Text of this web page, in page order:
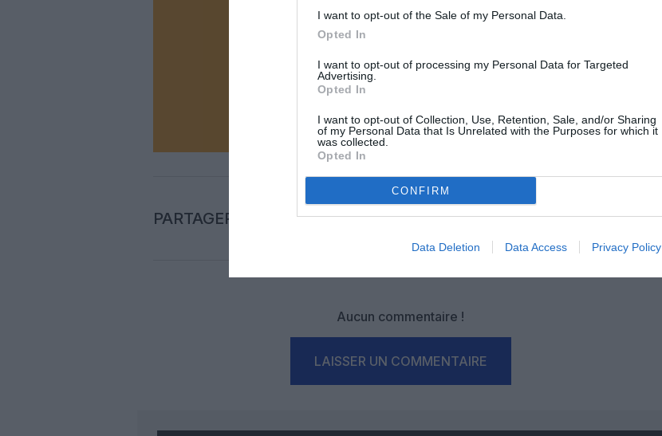
I want to opt-out of the Sale of my Personal Data.
Opted In
I want to opt-out of processing my Personal Data for Targeted
Advertising.
Opted In
I want to opt-out of Collection, Use, Retention, Sale, and/or Sharing
of my Personal Data that Is Unrelated with the Purposes for which it
was collected.
Opted In
CONFIRM
Data Deletion Data Access Privacy Policy
Vous avez apprécié l’article ?
Soutenez-nous, faites un don !
PARTAGER L'ARTICLE
Facebook
Twitter PinterestLinkedInEmail Print
Aucun commentaire !
LAISSER UN COMMENTAIRE